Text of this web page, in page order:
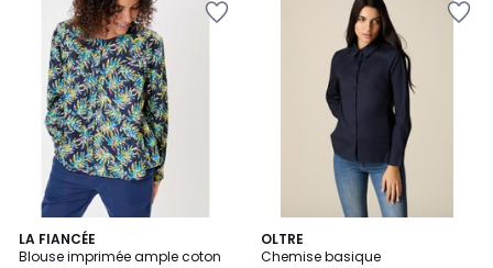
LA FIANCÉE
Blouse imprimée ample coton
OLTRE
Chemise basique
2
Couleurs